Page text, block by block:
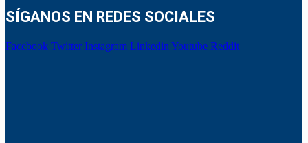
SÍGANOS EN REDES SOCIALES
Facebook Twitter Instagram Linkedin Youtube Reddit